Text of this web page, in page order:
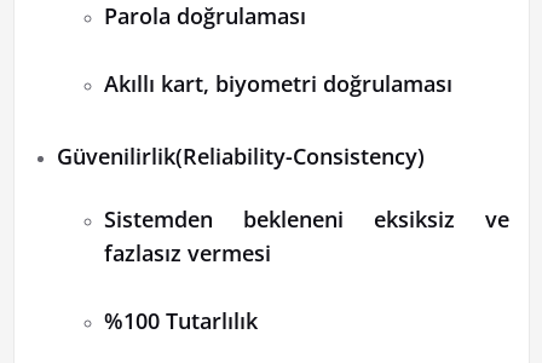
Parola doğrulaması
Akıllı kart, biyometri doğrulaması
Güvenilirlik(Reliability-Consistency)
Sistemden bekleneni eksiksiz ve
fazlasız vermesi
%100 Tutarlılık